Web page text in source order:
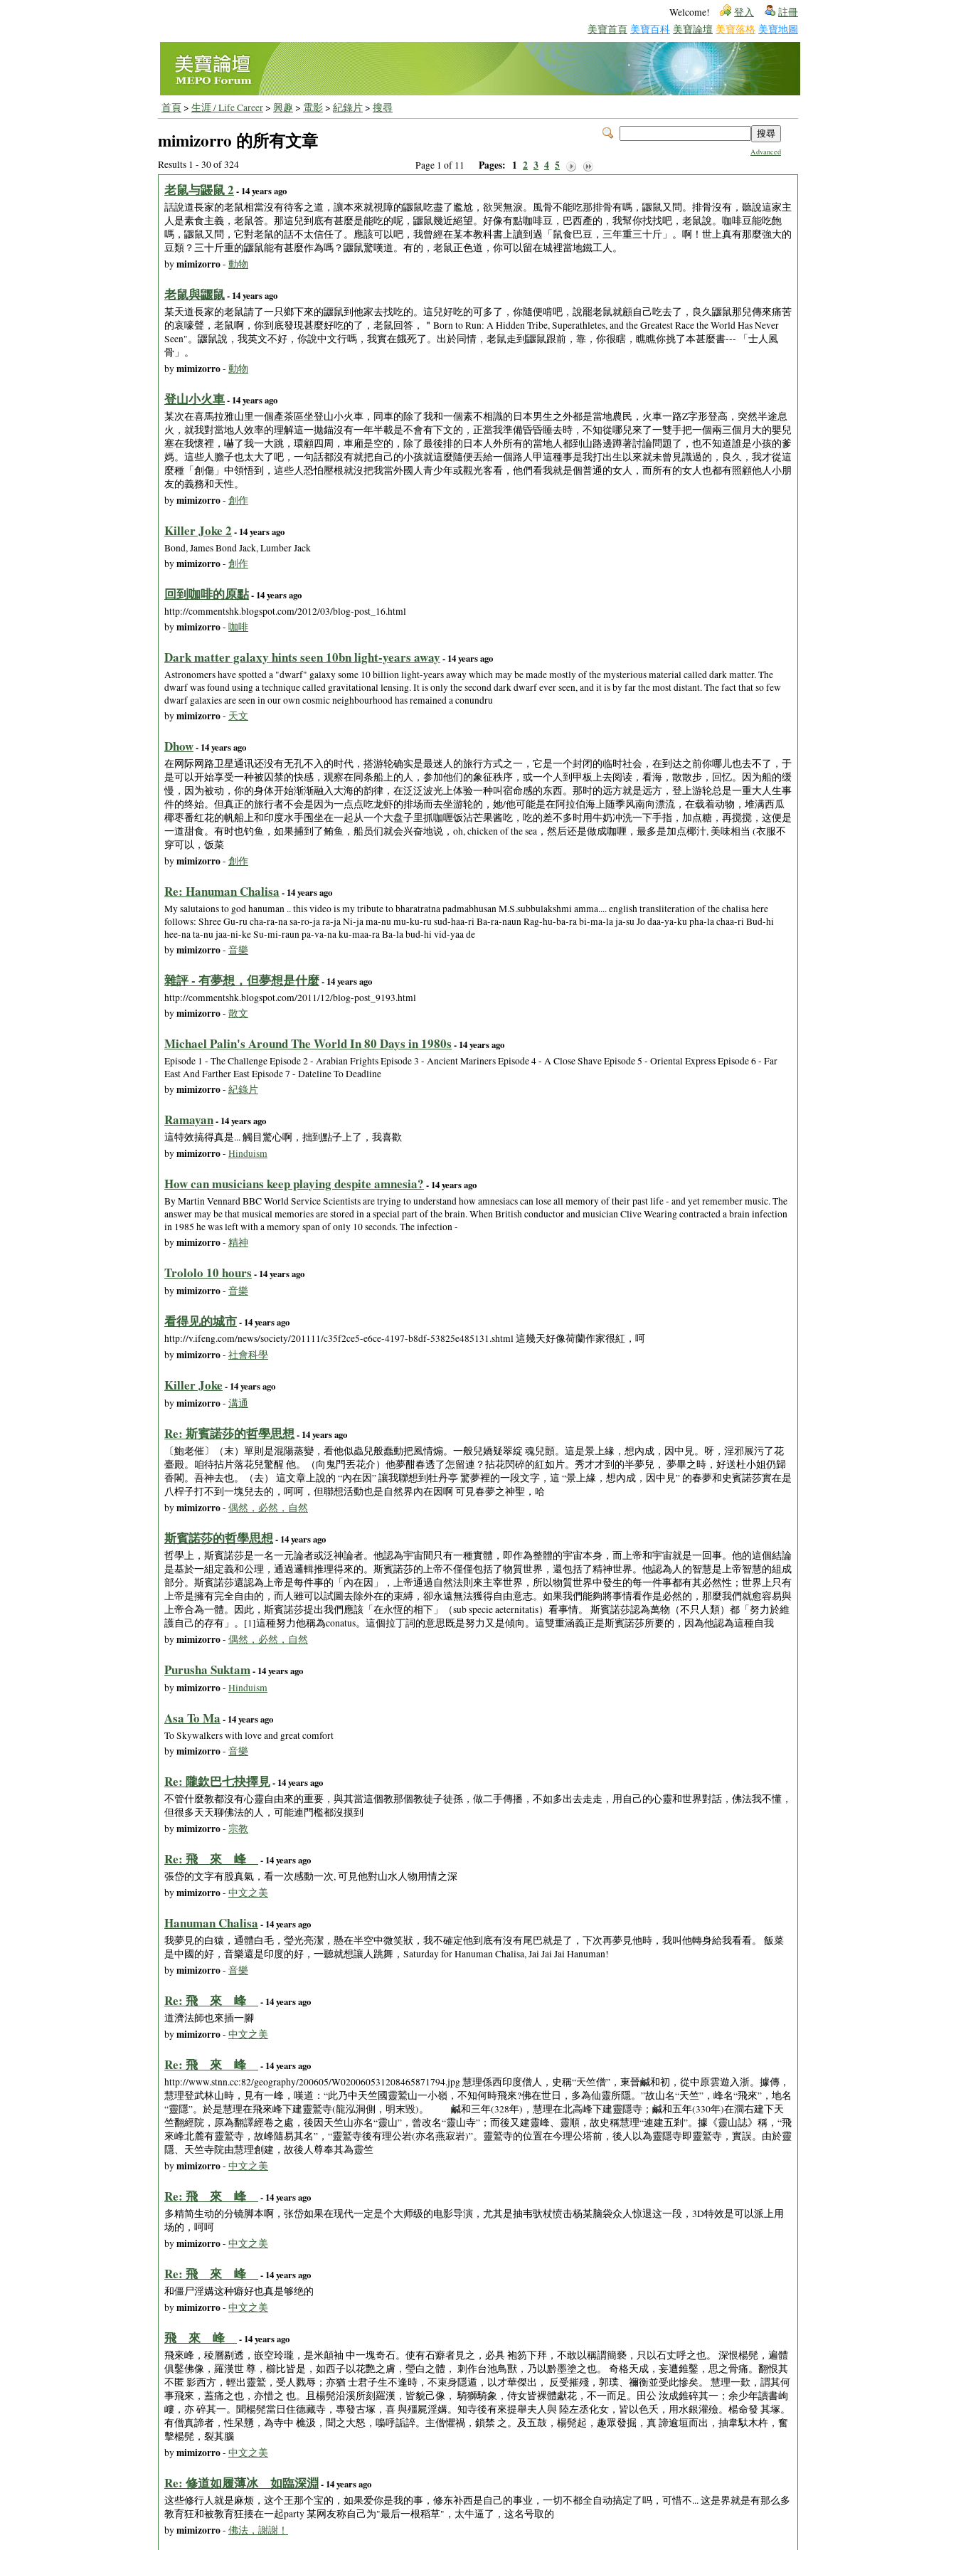
Welcome! 登入 註冊
美寶首頁 美寶百科 美寶論壇 美寶落格 美寶地圖
首頁> 生涯 / Life Career> 興趣 > 電影> 紀錄片> 搜尋
Advanced
mimizorro 的所有文章
Page 1 of 11 Pages: 1 2 3 4 5
Results 1 - 30 of 324
老鼠与鼹鼠 2 - 14 years ago
話說道長家的老鼠相當沒有待客之道，讓本來就視障的鼴鼠吃盡了尷尬，欲哭無淚。風骨不能吃那排骨有嗎，鼴鼠又問。排骨沒有，聽說這家主
人是素食主義，老鼠答。那這兒到底有甚麼是能吃的呢，鼴鼠幾近絕望。好像有點咖啡豆，巴西產的，我幫你找找吧，老鼠說。咖啡豆能吃飽
嗎，鼴鼠又問，它對老鼠的話不太信任了。應該可以吧，我曾經在某本教科書上讀到過「鼠食巴豆，三年重三十斤」。啊！世上真有那麼強大的
豆類？三十斤重的鼴鼠能有甚麼作為嗎？鼴鼠驚嘆道。有的，老鼠正色道，你可以留在城裡當地鐵工人。
bymimizorro- 動物
老鼠與鼴鼠- 14 years ago
某天道長家的老鼠請了一只鄉下來的鼴鼠到他家去找吃的。這兒好吃的可多了，你隨便啃吧，說罷老鼠就顧自己吃去了，良久鼴鼠那兒傳來痛苦
的哀嚎聲，老鼠啊，你到底發現甚麼好吃的了，老鼠回答，＂Born to Run: A Hidden Tribe, Superathletes, and the Greatest Race the World Has Never
Seen"。鼴鼠說，我英文不好，你說中文行嗎，我實在餓死了。出於同情，老鼠走到鼴鼠跟前，靠，你很瞎，瞧瞧你挑了本甚麼書--- 「士人風
骨」。
bymimizorro- 動物
登山小火車- 14 years ago
某次在喜馬拉雅山里一個產茶區坐登山小火車，同車的除了我和一個素不相識的日本男生之外都是當地農民，火車一路Z字形登高，突然半途息
火，就我對當地人效率的理解這一拋錨沒有一年半載是不會有下文的，正當我準備昏昏睡去時，不知從哪兒來了一雙手把一個兩三個月大的嬰兒
塞在我懷裡，嚇了我一大跳，環顧四周，車廂是空的，除了最後排的日本人外所有的當地人都到山路邊蹲著討論問題了，也不知道誰是小孩的爹
媽。這些人膽子也太大了吧，一句話都沒有就把自己的小孩就這麼隨便丟給一個路人甲這種事是我打出生以來就未曾見識過的，良久，我才從這
麼種「創傷」中領悟到，這些人恐怕壓根就沒把我當外國人青少年或觀光客看，他們看我就是個普通的女人，而所有的女人也都有照顧他人小朋
友的義務和天性。
bymimizorro- 創作
Killer Joke 2 - 14 years ago
Bond, James Bond Jack, Lumber Jack
bymimizorro- 創作
回到咖啡的原點- 14 years ago
http://commentshk.blogspot.com/2012/03/blog-post_16.html
bymimizorro- 咖啡
Dark matter galaxy hints seen 10bn light-years away - 14 years ago
Astronomers have spotted a "dwarf" galaxy some 10 billion light-years away which may be made mostly of the mysterious material called dark matter. The
dwarf was found using a technique called gravitational lensing. It is only the second dark dwarf ever seen, and it is by far the most distant. The fact that so few
dwarf galaxies are seen in our own cosmic neighbourhood has remained a conundru
bymimizorro- 天文
Dhow- 14 years ago
在网际网路卫星通讯还没有无孔不入的时代，搭游轮确实是最迷人的旅行方式之一，它是一个封闭的临时社会，在到达之前你哪儿也去不了，于
是可以开始享受一种被囚禁的快感，观察在同条船上的人，参加他们的象征秩序，或一个人到甲板上去阅读，看海，散散步，回忆。因为船的缓
慢，因为被动，你的身体开始渐渐融入大海的韵律，在泛泛波光上体验一种叫宿命感的东西。那时的远方就是远方，登上游轮总是一重大人生事
件的终始。但真正的旅行者不会是因为一点点吃龙虾的排场而去坐游轮的，她/他可能是在阿拉伯海上随季风南向漂流，在载着动物，堆满西瓜
椰枣番红花的帆船上和印度水手围坐在一起从一个大盘子里抓咖喱饭沾芒果酱吃，吃的差不多时用牛奶冲洗一下手指，加点糖，再搅搅，这便是
一道甜食。有时也钓鱼，如果捕到了鲔鱼，船员们就会兴奋地说，oh, chicken of the sea，然后还是做成咖喱，最多是加点椰汁, 美味相当 (衣服不
穿可以，饭菜
bymimizorro- 創作
Re: Hanuman Chalisa - 14 years ago
My salutaions to god hanuman .. this video is my tribute to bharatratna padmabhusan M.S.subbulakshmi amma.... english transliteration of the chalisa here
follows: Shree Gu-ru cha-ra-na sa-ro-ja ra-ja Ni-ja ma-nu mu-ku-ru sud-haa-ri Ba-ra-naun Rag-hu-ba-ra bi-ma-la ja-su Jo daa-ya-ku pha-la chaa-ri Bud-hi
hee-na ta-nu jaa-ni-ke Su-mi-raun pa-va-na ku-maa-ra Ba-la bud-hi vid-yaa de
bymimizorro- 音樂
雜評 - 有夢想，但夢想是什麼- 14 years ago
http://commentshk.blogspot.com/2011/12/blog-post_9193.html
bymimizorro- 散文
Michael Palin's Around The World In 80 Days in 1980s - 14 years ago
Episode 1 - The Challenge Episode 2 - Arabian Frights Episode 3 - Ancient Mariners Episode 4 - A Close Shave Episode 5 - Oriental Express Episode 6 - Far
East And Farther East Episode 7 - Dateline To Deadline
bymimizorro- 紀錄片
Ramayan- 14 years ago
這特效搞得真是... 觸目驚心啊，拙到點子上了，我喜歡
bymimizorro- Hinduism
How can musicians keep playing despite amnesia? - 14 years ago
By Martin Vennard BBC World Service Scientists are trying to understand how amnesiacs can lose all memory of their past life - and yet remember music. The
answer may be that musical memories are stored in a special part of the brain. When British conductor and musician Clive Wearing contracted a brain infection
in 1985 he was left with a memory span of only 10 seconds. The infection -
bymimizorro- 精神
Trololo 10 hours - 14 years ago
bymimizorro- 音樂
看得见的城市- 14 years ago
http://v.ifeng.com/news/society/201111/c35f2ce5-e6ce-4197-b8df-53825e485131.shtml 這幾天好像荷蘭作家很紅，呵
bymimizorro- 社會科學
Killer Joke - 14 years ago
bymimizorro- 溝通
Re: 斯賓諾莎的哲學思想- 14 years ago
〔鮑老催〕（末）單則是混陽蒸變，看他似蟲兒般蠢動把風情煽。一般兒嬌疑翠綻 魂兒顫。這是景上緣，想內成，因中見。呀，淫邪展污了花
臺殿。咱待拈片落花兒驚醒 他。（向鬼門丟花介）他夢酣春透了怎留連？拈花閃碎的紅如片。秀才才到的半夢兒， 夢畢之時，好送杜小姐仍歸
香閣。吾神去也。（去） 這文章上說的 “內在因” 讓我聯想到牡丹亭 驚夢裡的一段文字，這 “景上緣，想內成，因中見” 的春夢和史賓諾莎實在是
八桿子打不到一塊兒去的，呵呵，但聯想活動也是自然界內在因啊 可見春夢之神聖，哈
bymimizorro- 偶然，必然，自然
斯賓諾莎的哲學思想- 14 years ago
哲學上，斯賓諾莎是一名一元論者或泛神論者。他認為宇宙間只有一種實體，即作為整體的宇宙本身，而上帝和宇宙就是一回事。他的這個結論
是基於一組定義和公理，通過邏輯推理得來的。斯賓諾莎的上帝不僅僅包括了物質世界，還包括了精神世界。他認為人的智慧是上帝智慧的組成
部分。斯賓諾莎還認為上帝是每件事的「內在因」，上帝通過自然法則來主宰世界，所以物質世界中發生的每一件事都有其必然性；世界上只有
上帝是擁有完全自由的，而人雖可以試圖去除外在的束縛，卻永遠無法獲得自由意志。如果我們能夠將事情看作是必然的，那麼我們就愈容易與
上帝合為一體。因此，斯賓諾莎提出我們應該「在永恆的相下」（sub specie aeternitatis）看事情。 斯賓諾莎認為萬物（不只人類）都「努力於維
護自己的存有」。[1]這種努力他稱為conatus。這個拉丁詞的意思既是努力又是傾向。這雙重涵義正是斯賓諾莎所要的，因為他認為這種自我
bymimizorro- 偶然，必然，自然
Purusha Suktam- 14 years ago
bymimizorro- Hinduism
Asa To Ma - 14 years ago
To Skywalkers with love and great comfort
bymimizorro- 音樂
Re: 隴欽巴七抉擇見- 14 years ago
不管什麼教都沒有心靈自由來的重要，與其當這個教那個教徒子徒孫，做二手傳播，不如多出去走走，用自己的心靈和世界對話，佛法我不懂，
但很多天天聊佛法的人，可能連門檻都沒摸到
bymimizorro- 宗教
Re: 飛 來 峰
- 14 years ago
張岱的文字有股真氣，看一次感動一次, 可見他對山水人物用情之深
bymimizorro- 中文之美
Hanuman Chalisa - 14 years ago
我夢見的白猿，通體白毛，瑩光亮潔，懸在半空中微笑狀，我不確定他到底有沒有尾巴就是了，下次再夢見他時，我叫他轉身給我看看。 飯菜
是中國的好，音樂還是印度的好，一聽就想讓人跳舞，Saturday for Hanuman Chalisa, Jai Jai Jai Hanuman!
bymimizorro- 音樂
Re: 飛 來 峰
- 14 years ago
道濟法師也來插一腳
bymimizorro- 中文之美
Re: 飛 來 峰
- 14 years ago
http://www.stnn.cc:82/geography/200605/W020060531208465871794.jpg 慧理係西印度僧人，史稱“天竺僧”，東晉鹹和初，從中原雲遊入浙。據傳，
慧理登武林山時，見有一峰，嘆道：“此乃中天竺國靈鷲山一小嶺，不知何時飛來?佛在世日，多為仙靈所隱。”故山名“天竺”，峰名“飛來”，地名
“靈隱”。於是慧理在飛來峰下建靈鷲寺(龍泓洞側，明末毀)。 鹹和三年(328年)，慧理在北高峰下建靈隱寺；鹹和五年(330年)在澗右建下天
竺翻經院，原為翻譯經卷之處，後因天竺山亦名“靈山”，曾改名“靈山寺”；而後又建靈峰、靈順，故史稱慧理“連建五剎”。據《靈山誌》稱，“飛
來峰北麓有靈鷲寺，故峰隨易其名”，“靈鷲寺後有理公岩(亦名燕寂岩)”。靈鷲寺的位置在今理公塔前，後人以為靈隱寺即靈鷲寺，實誤。由於靈
隱、天竺寺院由慧理創建，故後人尊奉其為靈竺
bymimizorro- 中文之美
Re: 飛 來 峰
- 14 years ago
多精简生动的分镜脚本啊，张岱如果在现代一定是个大师级的电影导演，尤其是抽韦驮杖愤击杨某脑袋众人惊退这一段，3D特效是可以派上用
场的，呵呵
bymimizorro- 中文之美
Re: 飛 來 峰
- 14 years ago
和僵尸淫媾这种癖好也真是够绝的
bymimizorro- 中文之美
飛 來 峰
- 14 years ago
飛來峰，稜層剔透，嵌空玲瓏，是米顛袖 中一塊奇石。使有石癖者見之，必具 袍笏下拜，不敢以稱謂簡褻，只以石丈呼之也。 深恨楊髡，遍體
俱鑿佛像，羅漢世 尊，櫛比皆是，如西子以花艷之膚，瑩白之體， 刺作台池鳥獸，乃以黔墨塗之也。 奇格天成，妄遭錐鑿，思之骨痛。翻恨其
不匿 影西方，輕出靈鷲，受人戮辱；亦猶 士君子生不逢時，不束身隱遁，以才華傑出， 反受摧殘，郭璞、禰衡並受此慘矣。 慧理一歎，謂其何
事飛來，蓋痛之也，亦惜之 也。且楊髡沿溪所刻羅漢，皆貌己像， 騎獅騎象，侍女皆裸體獻花，不一而足。田公 汝成錐碎其一；余少年讀書岣
嶁，亦 碎其一。聞楊髡當日住德藏寺，專發古塚，喜 與殭屍淫媾。知寺後有來提舉夫人與 陸左丞化女，皆以色夭，用水銀灌殮。楊命發 其塚。
有僧真諦者，性呆戇，為寺中 樵汲，聞之大怒，嘄呼詬誶。主僧懼禍，鎖禁 之。及五鼓，楊髡起，趣眾發掘，真 諦逾垣而出，抽韋馱木杵，奮
擊楊髡，裂其腦
bymimizorro- 中文之美
Re: 修道如履薄冰 如臨深淵- 14 years ago
这些修行人就是麻烦，这个王那个宝的，如果爱你是我的事，修东补西是自己的事业，一切不都全自动搞定了吗，可惜不... 这是界就是有那么多
教育狂和被教育狂揍在一起party 某网友称自己为"最后一根稻草"，太牛逼了，这名号取的
bymimizorro- 佛法，謝謝！